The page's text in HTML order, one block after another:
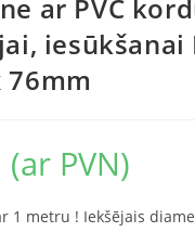
ar PVC
iesūkšanai
76mm
(ar PVN)
1 metru ! Iekšējais